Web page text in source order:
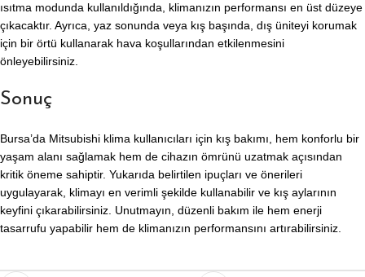
ısıtma modunda kullanıldığında, klimanızın performansı en üst düzeye
çıkacaktır. Ayrıca, yaz sonunda veya kış başında, dış üniteyi korumak
için bir örtü kullanarak hava koşullarından etkilenmesini
önleyebilirsiniz.
Sonuç
Bursa’da Mitsubishi klima kullanıcıları için kış bakımı, hem konforlu bir
yaşam alanı sağlamak hem de cihazın ömrünü uzatmak açısından
kritik öneme sahiptir. Yukarıda belirtilen ipuçları ve önerileri
uygulayarak, klimayı en verimli şekilde kullanabilir ve kış aylarının
keyfini çıkarabilirsiniz. Unutmayın, düzenli bakım ile hem enerji
tasarrufu yapabilir hem de klimanızın performansını artırabilirsiniz.